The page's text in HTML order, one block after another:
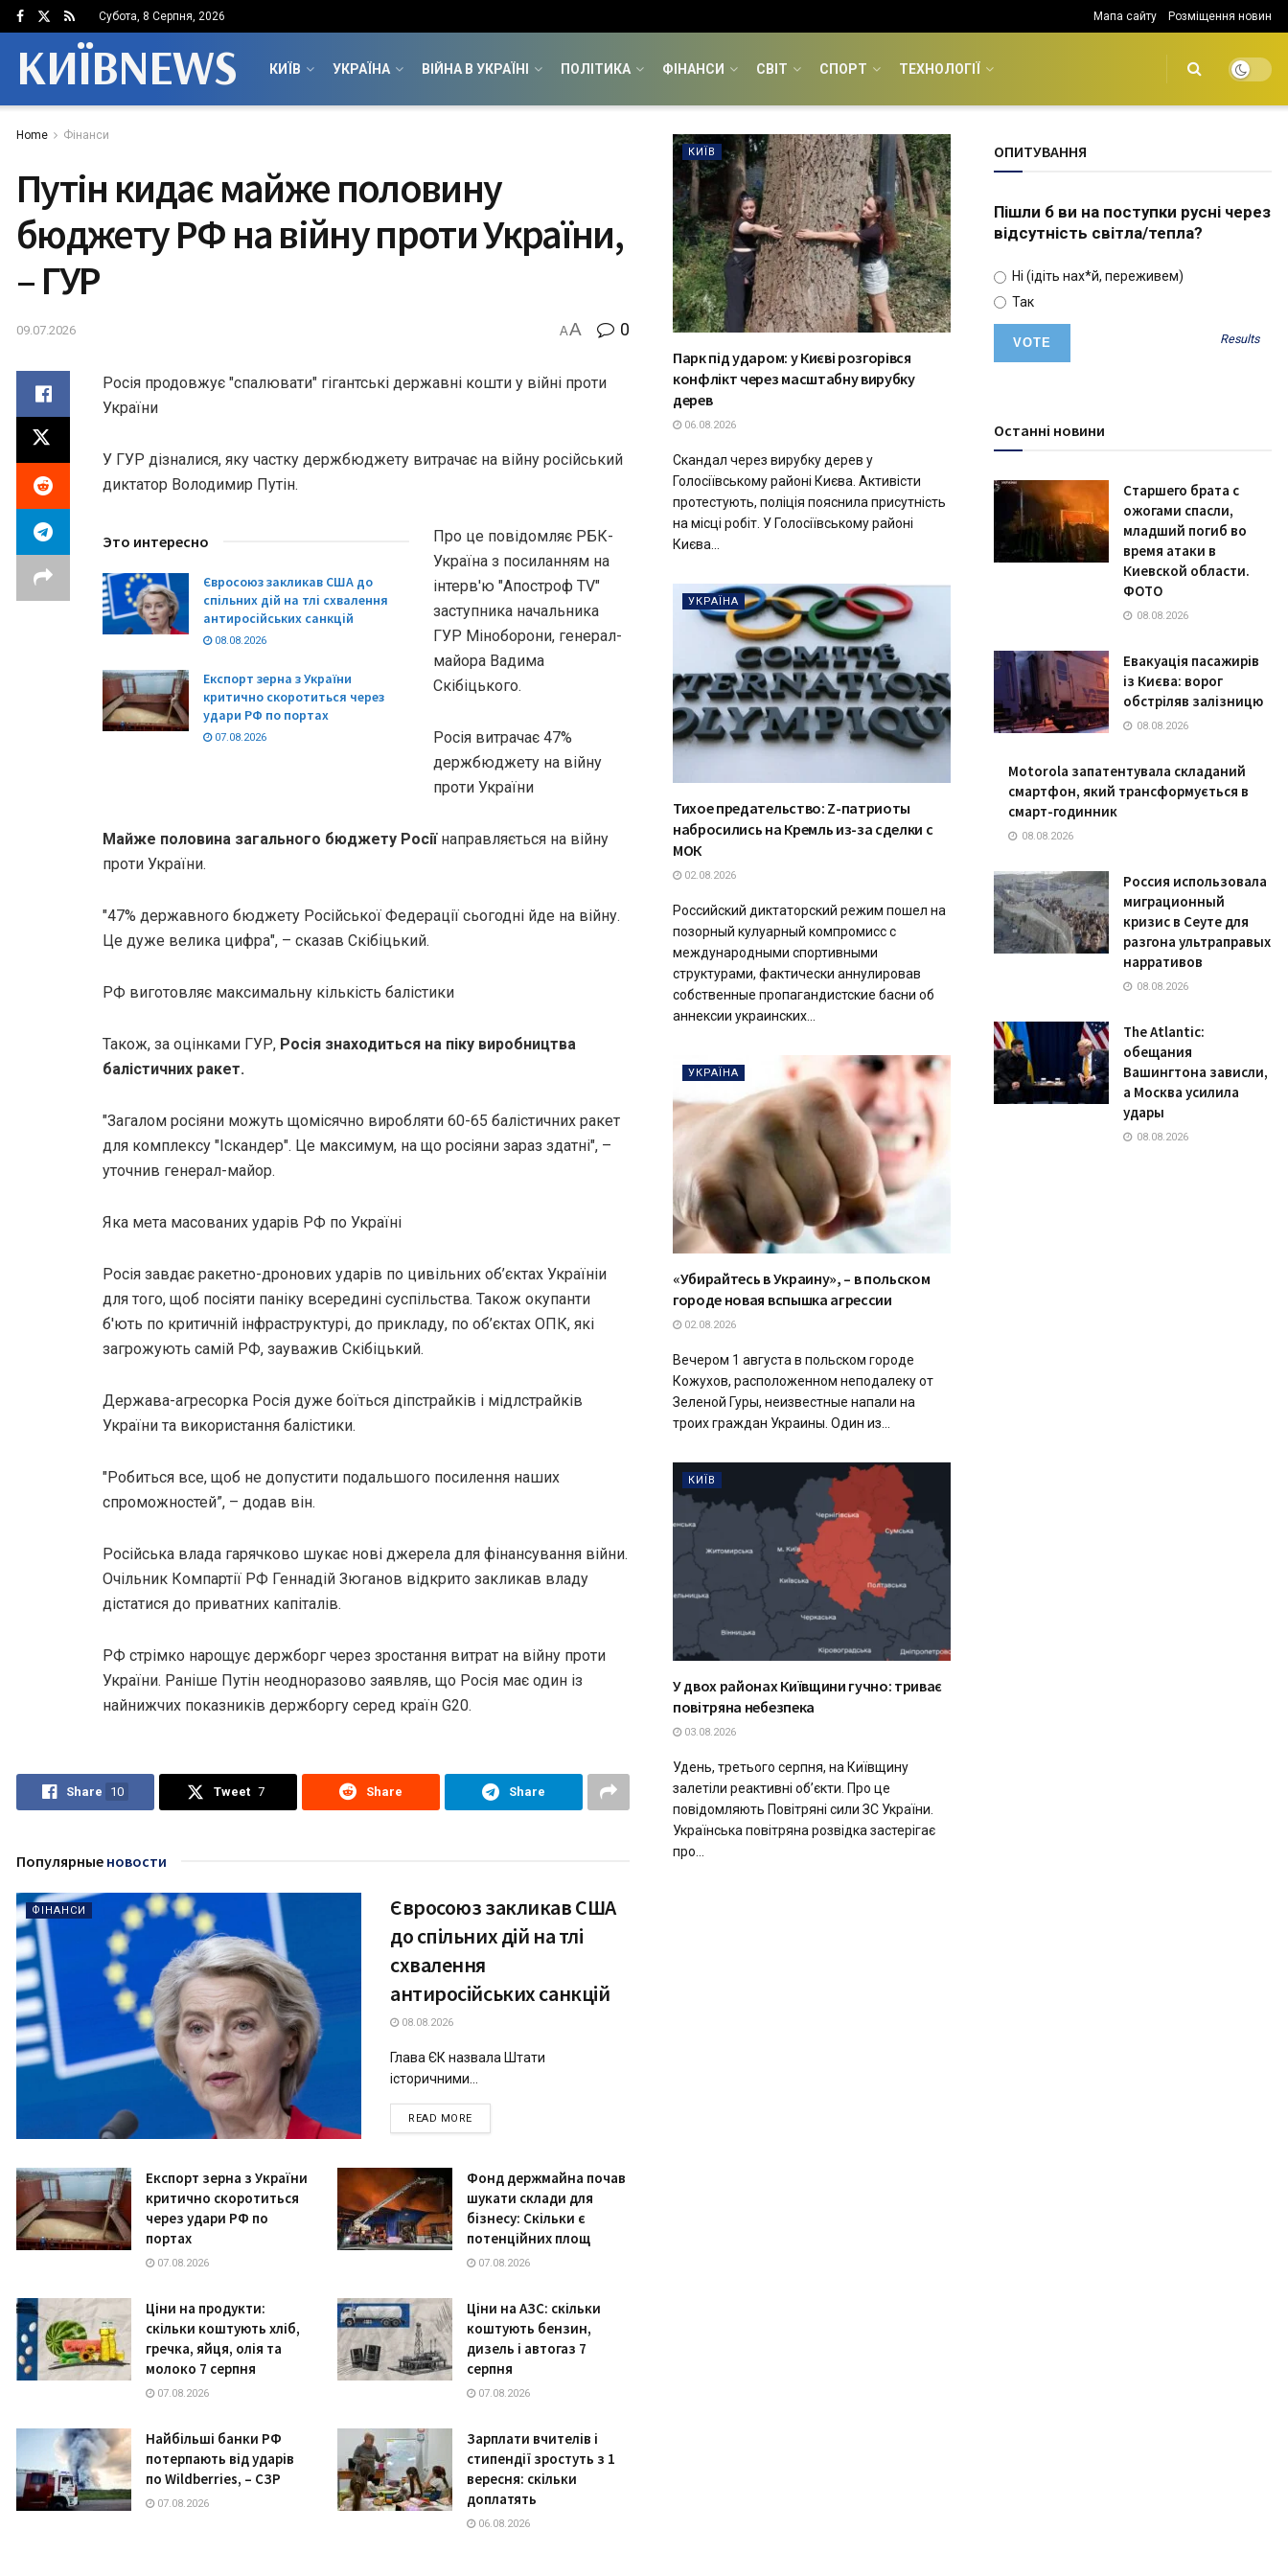
Субота, 8 Серпня, 2026 Мапа сайту Розміщення новин
КИЇВNEWS КИЇВ УКРАЇНА ВІЙНА В УКРАЇНІ ПОЛІТИКА ФІНАНСИ СВІТ СПОРТ ТЕХНОЛОГІЇ
Home Фінанси
Путін кидає майже половину
бюджету РФ на війну проти України,
– ГУР
09.07.2026 AA 0
Росія продовжує "спалювати" гігантські державні кошти у війні проти
України
У ГУР дізналися, яку частку держбюджету витрачає на війну російський
диктатор Володимир Путін.
Это интересно
Євросоюз закликав США до
спільних дій на тлі схвалення
антиросійських санкцій
08.08.2026
Експорт зерна з України
критично скоротиться через
удари РФ по портах
07.08.2026
Про це повідомляє РБК-
Україна з посиланням на
інтерв'ю "Апостроф TV"
заступника начальника
ГУР Міноборони, генерал-
майора Вадима
Скібіцького.
Росія витрачає 47%
держбюджету на війну
проти України
Майже половина загального бюджету Росіїнаправляється на війну
проти України.
"47% державного бюджету Російської Федерації сьогодні йде на війну.
Це дуже велика цифра", – сказав Скібіцький.
РФ виготовляє максимальну кількість балістики
Також, за оцінками ГУР, Росія знаходиться на піку виробництва
балістичних ракет.
"Загалом росіяни можуть щомісячно виробляти 60-65 балістичних ракет
для комплексу "Іскандер". Це максимум, на що росіяни зараз здатні", –
уточнив генерал-майор.
Яка мета масованих ударів РФ по Україні
Росія завдає ракетно-дронових ударів по цивільних об’єктах Україніи
для того, щоб посіяти паніку всередині суспільства. Також окупанти
б'ють по критичній інфраструктурі, до прикладу, по об’єктах ОПК, які
загрожують самій РФ, зауважив Скібіцький.
Держава-агресорка Росія дуже боїться діпстрайків і мідлстрайків
України та використання балістики.
"Робиться все, щоб не допустити подальшого посилення наших
спроможностей”, – додав він.
Російська влада гарячково шукає нові джерела для фінансування війни.
Очільник Компартії РФ Геннадій Зюганов відкрито закликав владу
дістатися до приватних капіталів.
РФ стрімко нарощує держборг через зростання витрат на війну проти
України. Раніше Путін неодноразово заявляв, що Росія має один із
найнижчих показників держборгу серед країн G20.
Share 10 Tweet 7 Share Share
Популярные новости
ФІНАНСИ
Євросоюз закликав США
до спільних дій на тлі
схвалення
антиросійських санкцій
08.08.2026
Глава ЄК назвала Штати
історичними...
READ MOREDETAILS
Експорт зерна з України
критично скоротиться
через удари РФ по
портах
07.08.2026
Фонд держмайна почав
шукати склади для
бізнесу: Скільки є
потенційних площ
07.08.2026
Ціни на продукти:
скільки коштують хліб,
гречка, яйця, олія та
молоко 7 серпня
07.08.2026
Ціни на АЗС: скільки
коштують бензин,
дизель і автогаз 7
серпня
07.08.2026
Найбільші банки РФ
потерпають від ударів
по Wildberries, – СЗР
07.08.2026
Зарплати вчителів і
стипендії зростуть з 1
вересня: скільки
доплатять
06.08.2026
КИЇВ
Парк під ударом: у Києві розгорівся
конфлікт через масштабну вирубку
дерев
06.08.2026
Скандал через вирубку дерев у
Голосіївському районі Києва. Активісти
протестують, поліція пояснила присутність
на місці робіт. У Голосіївському районі
Києва...
УКРАЇНА
Тихое предательство: Z-патриоты
набросились на Кремль из-за сделки с
МОК
02.08.2026
Российский диктаторский режим пошел на
позорный кулуарный компромисс с
международными спортивными
структурами, фактически аннулировав
собственные пропагандистские басни об
аннексии украинских...
УКРАЇНА
«Убирайтесь в Украину», – в польском
городе новая вспышка агрессии
02.08.2026
Вечером 1 августа в польском городе
Кожухов, расположенном неподалеку от
Зеленой Гуры, неизвестные напали на
троих граждан Украины. Один из...
КИЇВ
У двох районах Київщини гучно: триває
повітряна небезпека
03.08.2026
Удень, третього серпня, на Київщину
залетіли реактивні об’єкти. Про це
повідомляють Повітряні сили ЗС України.
Українська повітряна розвідка застерігає
про...
ОПИТУВАННЯ
Пішли б ви на поступки русні через
відсутність світла/тепла?
Ні (ідіть нах*й, переживем)
Так
Results
Останні новини
Старшего брата с
ожогами спасли,
младший погиб во
время атаки в
Киевской области.
ФОТО
08.08.2026
Евакуація пасажирів
із Києва: ворог
обстріляв залізницю
08.08.2026
Motorola запатентувала складаний
смартфон, який трансформується в
смарт-годинник
08.08.2026
Россия использовала
миграционный
кризис в Сеуте для
разгона ультраправых
нарративов
08.08.2026
The Atlantic:
обещания
Вашингтона зависли,
а Москва усилила
удары
08.08.2026